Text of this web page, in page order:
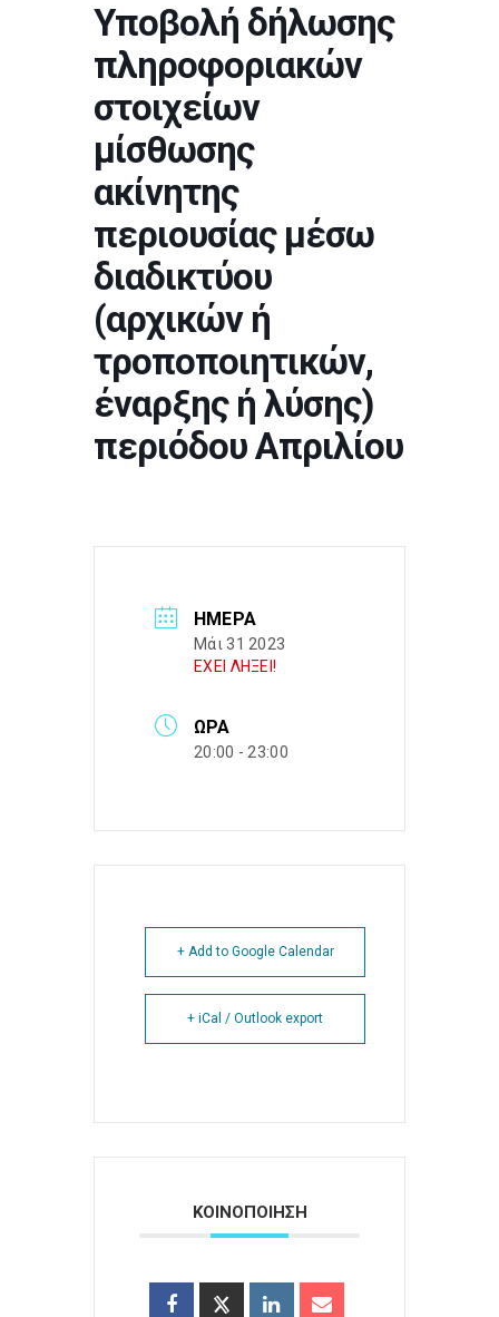
Υποβολή δήλωσης
πληροφοριακών
στοιχείων
μίσθωσης
ακίνητης
περιουσίας μέσω
διαδικτύου
(αρχικών ή
τροποποιητικών,
έναρξης ή λύσης)
περιόδου Απριλίου
ΗΜΈΡΑ
Μάι 31 2023
ΕΧΕΙ ΛΗΞΕΙ!
ΏΡΑ
20:00 - 23:00
+ Add to Google Calendar
+ iCal / Outlook export
ΚΟΙΝΟΠΟΙΗΣΗ